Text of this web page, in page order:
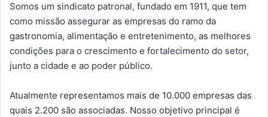
Somos um sindicato patronal, fundado em 1911, que tem
como missão assegurar as empresas do ramo da
gastronomia, alimentação e entretenimento, as melhores
condições para o crescimento e fortalecimento do setor,
junto a cidade e ao poder público.
Atualmente representamos mais de 10.000 empresas das
quais 2.200 são associadas. Nosso objetivo principal é